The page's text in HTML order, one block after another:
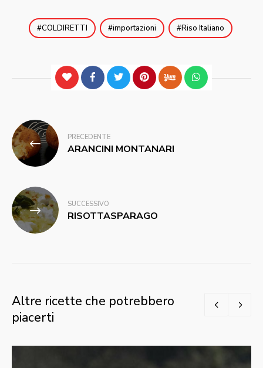
COLDIRETTI importazioni Riso Italiano
Navigazione
articoli
PRECEDENTE
ARANCINI MONTANARI
SUCCESSIVO
RISOTTASPARAGO
Altre ricette che potrebbero
piacerti